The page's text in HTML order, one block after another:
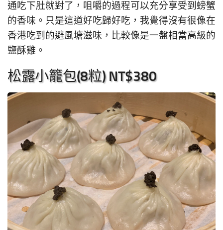
通吃下肚就對了，咀嚼的過程可以充分享受到螃蟹
的香味。只是這道好吃歸好吃，我覺得沒有很像在
香港吃到的避風塘滋味，比較像是一盤相當高級的
鹽酥雞。
松露小籠包(8粒) NT$380